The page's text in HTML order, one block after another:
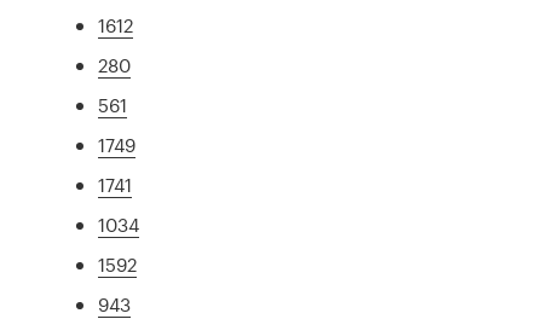
1612
280
561
1749
1741
1034
1592
943